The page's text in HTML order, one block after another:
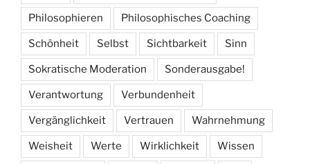
Philosophieren Philosophisches Coaching
Schönheit Selbst Sichtbarkeit Sinn
Sokratische Moderation Sonderausgabe!
Verantwortung Verbundenheit
Vergänglichkeit Vertrauen Wahrnehmung
Weisheit Werte Wirklichkeit Wissen